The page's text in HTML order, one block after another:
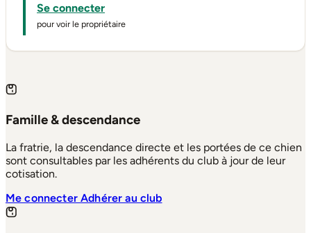
Se connecter
pour voir le propriétaire
Famille & descendance
La fratrie, la descendance directe et les portées de ce chien
sont consultables par les adhérents du club à jour de leur
cotisation.
Me connecterAdhérer au club